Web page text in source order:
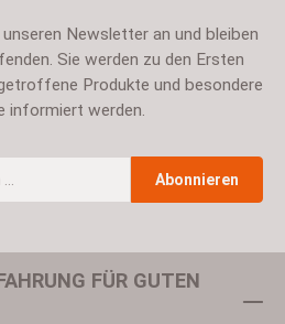
Newsletter an und bleiben
Sie werden zu den Ersten
Produkte und besondere
informiert werden.
Abonnieren
Sie die oben abgebildeten Zeichen ein
FÜR GUTEN